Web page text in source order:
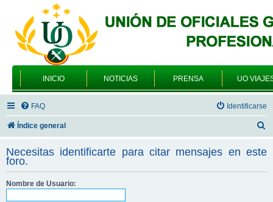
INICIO NOTICIAS PRENSA UO
FAQ Identificarse
Índice general
c
Necesitas identificarte para citar mensajes en este
foro.
Nombre de Usuario: